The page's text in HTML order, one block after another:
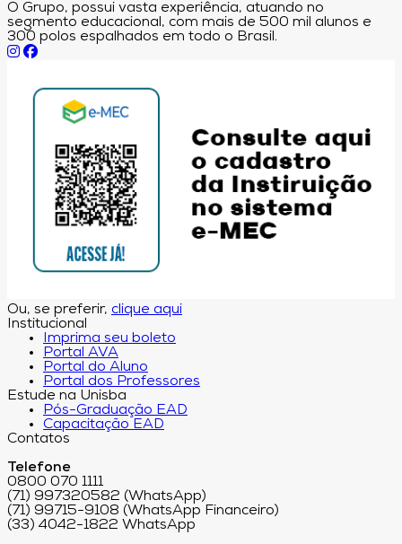
O Grupo, possui vasta experiência, atuando no
segmento educacional, com mais de 500 mil alunos e
300 polos espalhados em todo o Brasil.
Ou, se preferir, clique aqui
Institucional
Imprima seu boleto
Portal AVA
Portal do Aluno
Portal dos Professores
Estude na Unisba
Pós-Graduação EAD
Capacitação EAD
Contatos
Telefone
0800 070 1111
(71) 997320582 (WhatsApp)
(71) 99715-9108 (WhatsApp Financeiro)
(33) 4042-1822 WhatsApp